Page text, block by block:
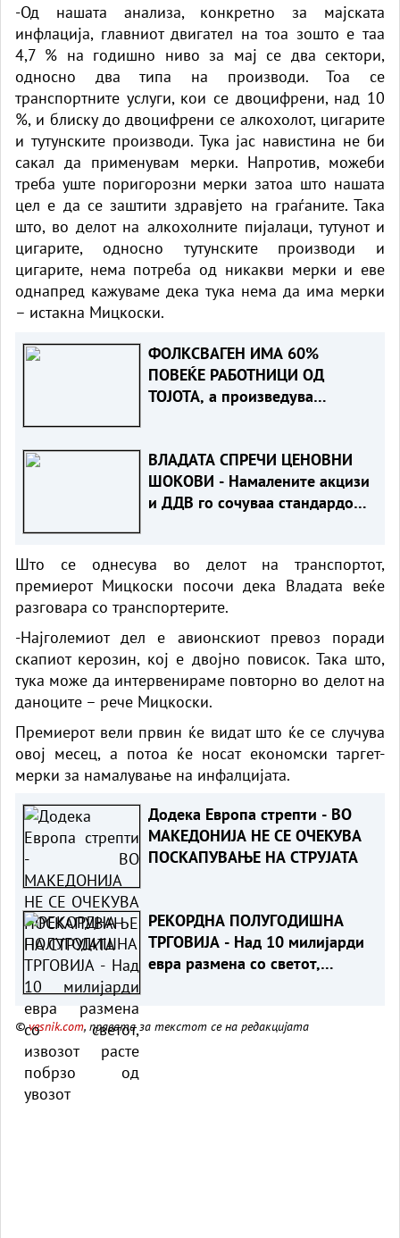
-Од нашата анализа, конкретно за мајската
инфлација, главниот двигател на тоа зошто е таа
4,7 % на годишно ниво за мај се два сектори,
односно два типа на производи. Тоа се
транспортните услуги, кои се двоцифрени, над 10
%, и блиску до двоцифрени се алкохолот, цигарите
и тутунските производи. ​Тука јас навистина не би
сакал да применувам мерки. Напротив, можеби
треба уште поригорозни мерки затоа што нашата
цел е да се заштити здравјето на граѓаните. Така
што, во делот на алкохолните пијалаци, тутунот и
цигарите, односно тутунските производи и
цигарите, нема потреба од никакви мерки и еве
однапред кажуваме дека тука нема да има мерки
– истакна Мицкоски.
ФОЛКСВАГЕН ИМА 60%
ПОВЕЌЕ РАБОТНИЦИ ОД
ТОЈОТА, а произведува
ВЛАДАТА СПРЕЧИ ЦЕНОВНИ
ШОКОВИ - Намалените акцизи
и ДДВ го сочуваа стандардот
Што се однесува во делот на транспортот,
премиерот Мицкоски посочи дека Владата веќе
разговара со транспортерите.
-Најголемиот дел е авионскиот превоз поради
скапиот керозин, кој е двојно повисок. Така што,
тука може да интервенираме повторно во делот на
даноците – рече Мицкоски.
Премиерот вели првин ќе видат што ќе се случува
овој месец, а потоа ќе носат економски таргет-
мерки за намалување на инфалцијата.
Додека Европа стрепти - ВО
МАКЕДОНИЈА НЕ СЕ ОЧЕКУВА
ПОСКАПУВАЊЕ НА СТРУЈАТА
РЕКОРДНА ПОЛУГОДИШНА
ТРГОВИЈА - Над 10 милијарди
евра размена со светот,
©vesnik.com, правата за текстот се на редакцијата